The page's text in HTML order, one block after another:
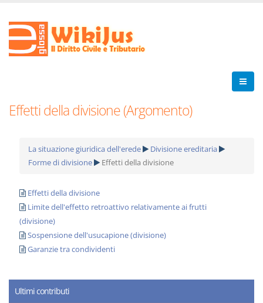
Effetti della divisione (Argomento)
La situazione giuridica dell'erede
Divisione ereditaria
Forme di divisione
Effetti della divisione
Effetti della divisione
Limite dell'effetto retroattivo relativamente ai frutti
(divisione)
Sospensione dell'usucapione (divisione)
Garanzie tra condividenti
Ultimi contributi